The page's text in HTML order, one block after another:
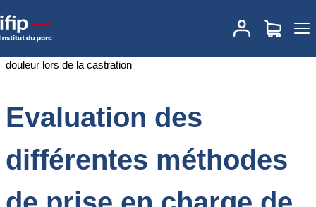
Accueil
Evaluation des différentes méthodes de
prise en charge de la douleur lors de la castration
Evaluation des
différentes méthodes